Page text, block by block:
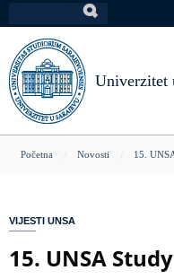
na
glavni
sadržaj
Univerzitet
You
Početna Novosti 15.
VIJESTI UNSA
15. UNSA